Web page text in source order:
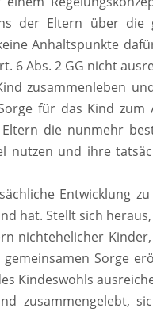
der Eltern über die
Anhaltspunkte
6 Abs. 2 GG nicht
zusammenleben
für das Kind
die nunmehr
nutzen und ihre
Entwicklung
hat. Stellt sich
nichtehelicher
gemeinsamen Sorge
Kindeswohls
zusammengelebt,